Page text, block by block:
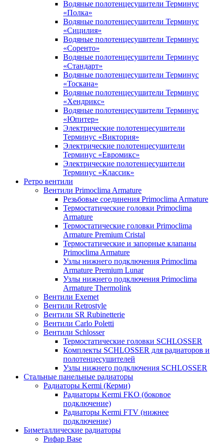
Водяные полотенцесушители Терминус
«Полка»
Водяные полотенцесушители Терминус
«Сицилия»
Водяные полотенцесушители Терминус
«Соренто»
Водяные полотенцесушители Терминус
«Стандарт»
Водяные полотенцесушители Терминус
«Тоскана»
Водяные полотенцесушители Терминус
«Хендрикс»
Водяные полотенцесушители Терминус
«Юпитер»
Электрические полотенцесушители
Терминус «Виктория»
Электрические полотенцесушители
Терминус «Евромикс»
Электрические полотенцесушители
Терминус «Классик»
Ретро вентили
Вентили Primoclima Armature
Резьбовые соединения Primoclima Armature
Термостатические головки Primoclima
Armature
Термостатические головки Primoclima
Armature Premium Cristal
Термостатические и запорные клапаны
Primoclima Armature
Узлы нижнего подключения Primoclima
Armature Premium Lunar
Узлы нижнего подключения Primoclima
Armature Thermolink
Вентили Exemet
Вентили Retrostyle
Вентили SR Rubinetterie
Вентили Carlo Poletti
Вентили Schlosser
Термостатические головки SCHLOSSER
Комплекты SCHLOSSER для радиаторов и
полотенцесушителей
Узлы нижнего подключения SCHLOSSER
Стальные панельные радиаторы
Радиаторы Kermi (Керми)
Радиаторы Kermi FKO (боковое
подключение)
Радиаторы Kermi FTV (нижнее
подключение)
Биметаллические радиаторы
Рифар Base